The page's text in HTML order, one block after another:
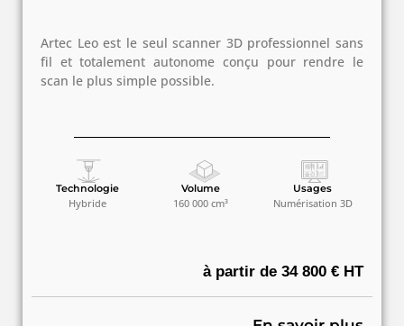
Artec Leo est le seul scanner 3D professionnel sans
fil et totalement autonome conçu pour rendre le
scan le plus simple possible.
Technologie
Hybride
Volume
160 000 cm³
Usages
Numérisation 3D
à partir de 34 800 € HT